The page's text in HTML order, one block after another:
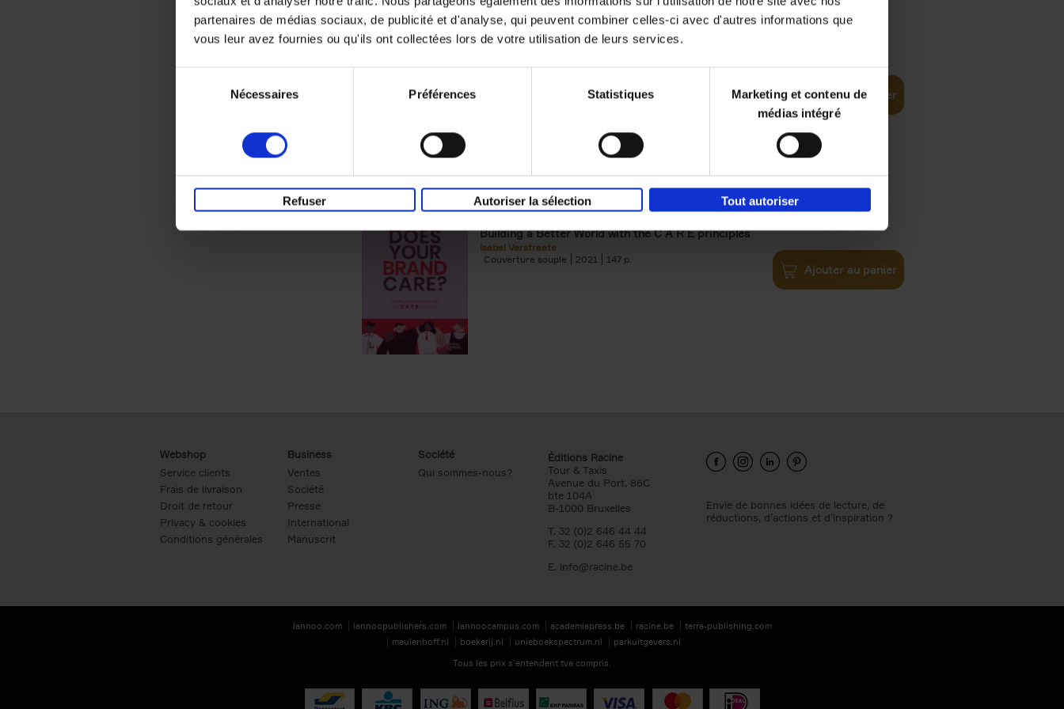
partenaires de médias sociaux, de publicité et d'analyse, qui peuvent combiner celles-ci avec d'autres informations que
vous leur avez fournies ou qu'ils ont collectées lors de votre utilisation de leurs services.
Nécessaires Préférences Statistiques
Marketing et contenu de
médias intégré
Refuser Autoriser la sélection Tout autoriser
Digital marketing like a PRO -
completely revised edition
Ajouter au panier
Does Your Brand Care?
Building a Better World with the C A R E principles
Isabel Verstraete
Couverture souple
2021 147
€34,99
Ajouter au panier
Webshop
Service clients
Frais de livraison
Droit de retour
Privacy & cookies
Conditions générales
Business
Ventes
Société
Presse
International
Manuscrit
Société
Qui sommes-nous?
Éditions Racine
Tour & Taxis
Avenue du Port, 86C
bte 104A
B-1000 Bruxelles
T. 32 (0)2 646 44 44
F. 32 (0)2 646 55 70
E. info@racine.be
Envie de bonnes idées de lecture, de
réductions, d’actions et d’inspiration ?
lannoo.com lannoopublishers.com lannoocampus.com academiapress.be racine.be
terra-publishing.com
meulenhoff.nl
boekerij.nl unieboekspectrum.nl
parkuitgevers.nl
Tous les prix s’entendent tva compris.